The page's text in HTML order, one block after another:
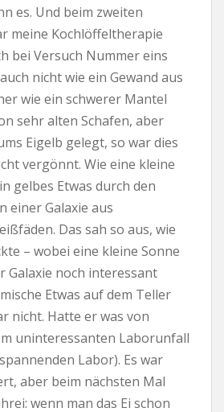
es. Und beim zweiten
meine Kochlöffeltherapie
bei Versuch Nummer eins
nicht wie ein Gewand aus
wie ein schwerer Mantel
sehr alten Schafen, aber
Eigelb gelegt, so war dies
vergönnt. Wie eine kleine
gelbes Etwas durch den
einer Galaxie aus
Das sah so aus, wie
– wobei eine kleine Sonne
Galaxie noch interessant
Etwas auf dem Teller
nicht. Hatte er was von
uninteressanten Laborunfall
Labor). Es war
aber beim nächsten Mal
wenn man das Ei schon